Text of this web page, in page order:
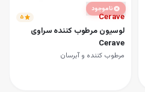
ناموجود
Cerave ۵
لوسیون مرطوب کننده سراوی
Cerave
مرطوب کننده و آبرسان